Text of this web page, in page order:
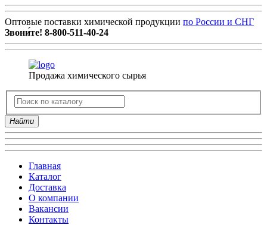
Оптовые поставки химической продукции по России и СНГ
Звони́те! 8-800-511-40-24
Продажа химического сырья
Найти
Главная
Каталог
Доставка
О компании
Вакансии
Контакты